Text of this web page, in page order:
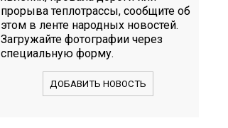
прорыва теплотрассы, сообщите об
этом в ленте народных новостей.
Загружайте фотографии через
специальную форму.
ДОБАВИТЬ НОВОСТЬ